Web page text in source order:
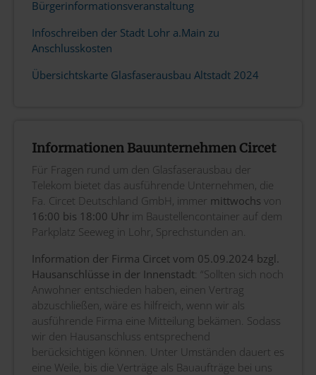
Bürgerinformationsveranstaltung
Infoschreiben der Stadt Lohr a.Main zu
Anschlusskosten
Übersichtskarte Glasfaserausbau Altstadt 2024
Informationen Bauunternehmen Circet
Für Fragen rund um den Glasfaserausbau der
Telekom bietet das ausführende Unternehmen, die
Fa. Circet Deutschland GmbH, immer mittwochs von
16:00 bis 18:00 Uhr im Baustellencontainer auf dem
Parkplatz Seeweg in Lohr, Sprechstunden an.
Information der Firma Circet vom 05.09.2024 bzgl.
Hausanschlüsse in der Innenstadt: “Sollten sich noch
Anwohner entschieden haben, einen Vertrag
abzuschließen, wäre es hilfreich, wenn wir als
ausführende Firma eine Mitteilung bekämen. Sodass
wir den Hausanschluss entsprechend
berücksichtigen können. Unter Umständen dauert es
eine Weile, bis die Verträge als Bauaufträge bei uns